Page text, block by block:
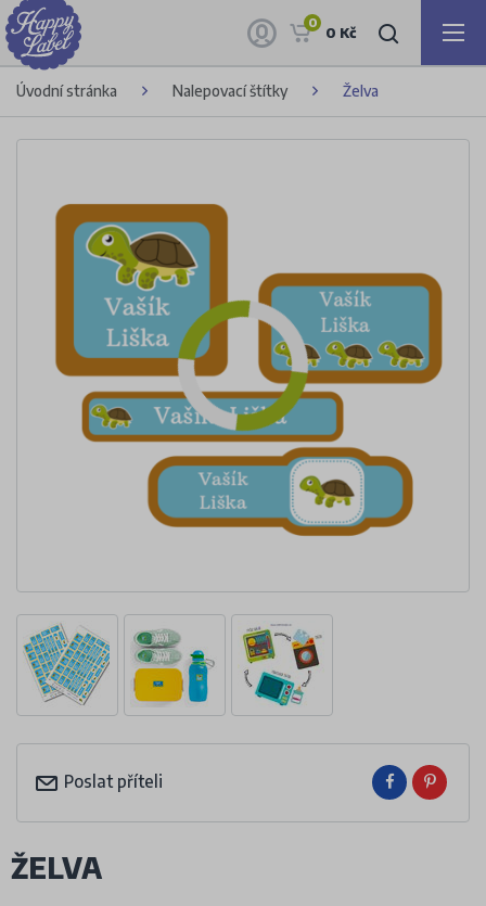
0
0 Kč
Úvodní stránka Nalepovací štítky Želva
Poslat příteli
ŽELVA